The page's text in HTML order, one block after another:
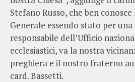
Stefano Russo, che ben
Generale essendo stato per una
responsabile dell’Ufficio
ecclesiastici, va la nostra
preghiera e il nostro fraterno
card. Bassetti.